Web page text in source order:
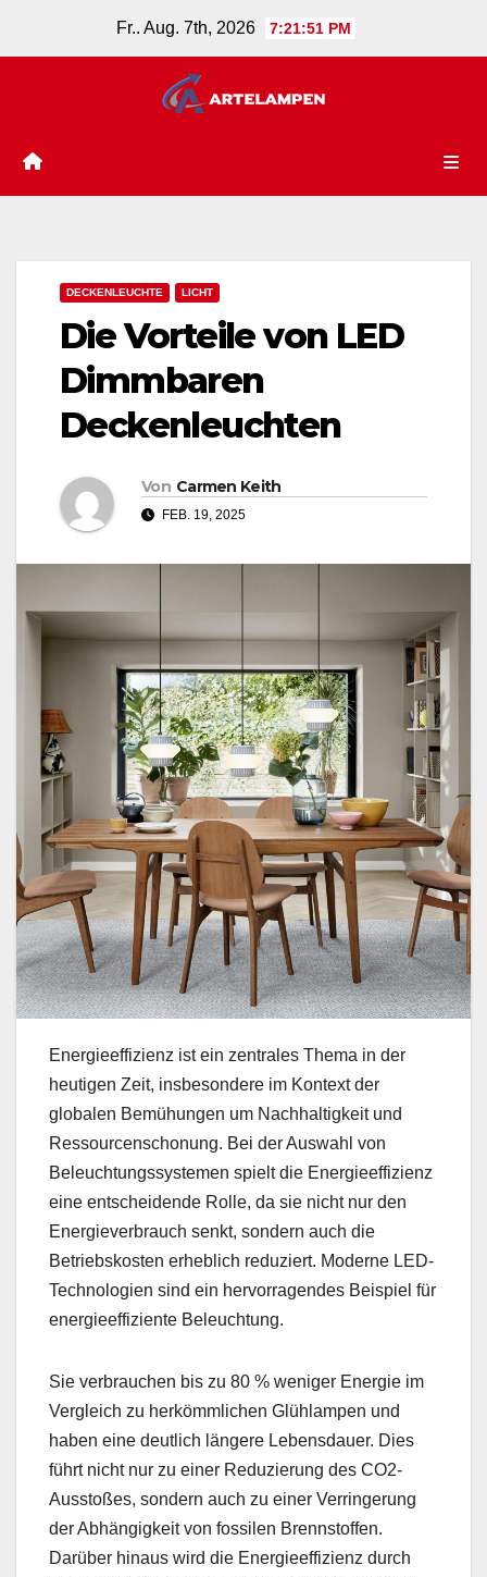
Fr.. Aug. 7th, 2026 7:21:52 PM
DECKENLEUCHTE LICHT
Die Vorteile von LED
Dimmbaren
Deckenleuchten
Von Carmen Keith
FEB. 19, 2025
Energieeffizienz ist ein zentrales Thema in der
heutigen Zeit, insbesondere im Kontext der
globalen Bemühungen um Nachhaltigkeit und
Ressourcenschonung. Bei der Auswahl von
Beleuchtungssystemen spielt die Energieeffizienz
eine entscheidende Rolle, da sie nicht nur den
Energieverbrauch senkt, sondern auch die
Betriebskosten erheblich reduziert. Moderne LED-
Technologien sind ein hervorragendes Beispiel für
energieeffiziente Beleuchtung.
Sie verbrauchen bis zu 80 % weniger Energie im
Vergleich zu herkömmlichen Glühlampen und
haben eine deutlich längere Lebensdauer. Dies
führt nicht nur zu einer Reduzierung des CO2-
Ausstoßes, sondern auch zu einer Verringerung
der Abhängigkeit von fossilen Brennstoffen.
Darüber hinaus wird die Energieeffizienz durch